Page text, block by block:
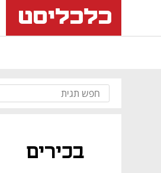
בכירים